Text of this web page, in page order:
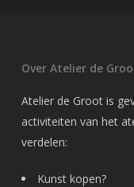
Over Atelier de
Atelier de Groot is
activiteiten van het
verdelen:
Kunst kopen?